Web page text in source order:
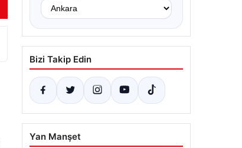
Bizi Takip Edin
Yan Manşet